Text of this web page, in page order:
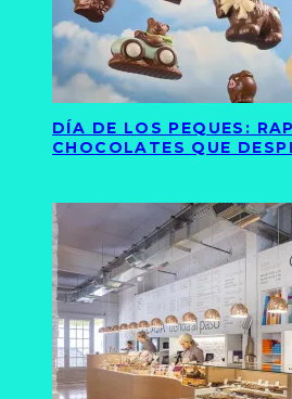
DÍA DE LOS PEQUES:
CHOCOLATES QUE